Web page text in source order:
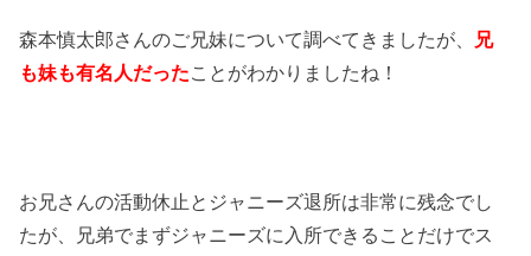
森本慎太郎さんのご兄妹について調べてきましたが、
兄
も妹も有名人だったことがわかりましたね！
お兄さんの活動休止とジャニーズ退所は非常に残念でし
たが、兄弟でまずジャニーズに入所できることだけでス